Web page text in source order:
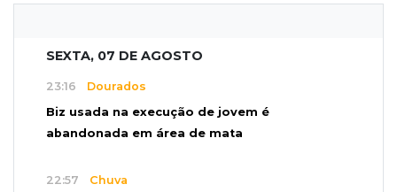
SEXTA, 07 DE AGOSTO
23:16 Dourados
Biz usada na execução de jovem é
abandonada em área de mata
22:57 Chuva